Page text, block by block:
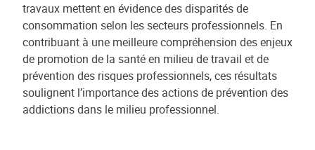
travaux mettent en évidence des disparités de
consommation selon les secteurs professionnels. En
contribuant à une meilleure compréhension des enjeux
de promotion de la santé en milieu de travail et de
prévention des risques professionnels, ces résultats
soulignent l’importance des actions de prévention des
addictions dans le milieu professionnel.